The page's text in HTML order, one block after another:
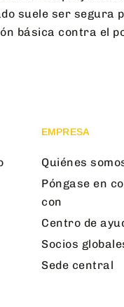
suele ser segura
básica contra el
EMPRESA
Quiénes
Póngase en
con
Centro de
Socios
Sede central